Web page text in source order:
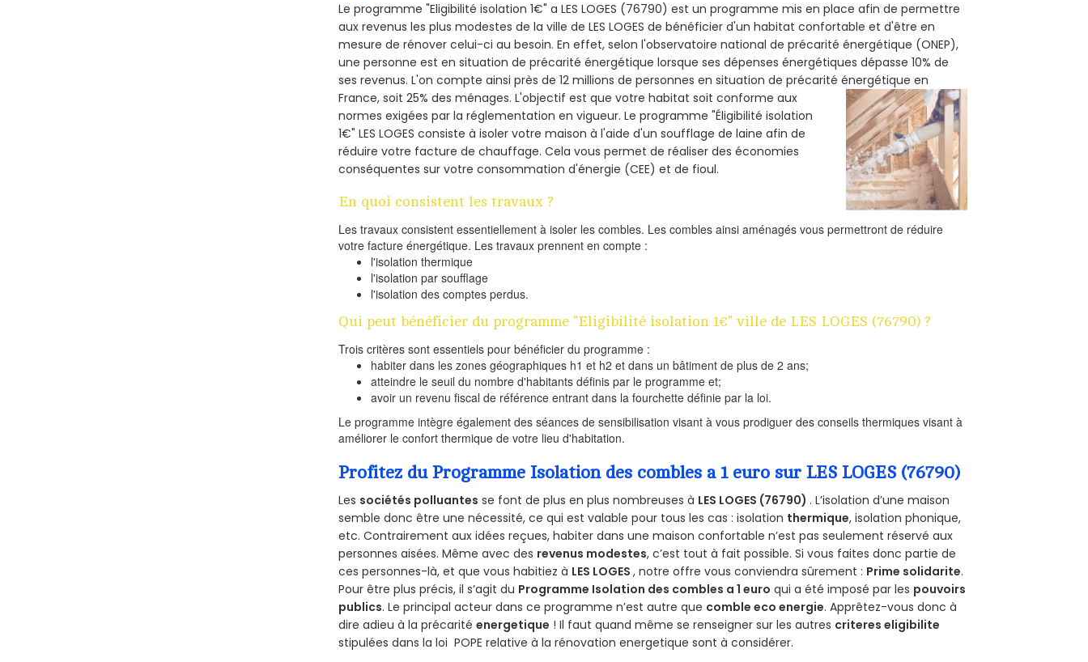
Le programme "Eligibilité isolation 1€" a LES LOGES (76790) est un programme mis en place afin de permettre
aux revenus les plus modestes de la ville de LES LOGES de bénéficier d'un habitat confortable et d'être en
mesure de rénover celui-ci au besoin. En effet, selon l'observatoire national de précarité énergétique (ONEP),
une personne est en situation de précarité énergétique lorsque ses dépenses énergétiques dépasse 10% de
ses revenus. L'on compte ainsi près de 12 millions de personnes en situation de précarité énergétique en
France, soit 25% des ménages.L'objectif est que votre habitat soit conforme aux
normes exigées par la réglementation en vigueur. Le programme "Éligibilité isolation
1€" LES LOGES consiste à isoler votre maison à l'aide d'un soufflage de laine afin de
réduire votre facture de chauffage. Cela vous permet de réaliser des économies
conséquentes sur votre consommation d'énergie (CEE) et de fioul.
En quoi consistent les travaux ?
Les travaux consistent essentiellement à isoler les combles. Les combles ainsi aménagés vous permettront de réduire
votre facture énergétique. Les travaux prennent en compte :
l'isolation thermique
l'isolation par soufflage
l'isolation des comptes perdus.
Qui peut bénéficier du programme "Eligibilité isolation 1€" ville de LES LOGES (76790) ?
Trois critères sont essentiels pour bénéficier du programme :
habiter dans les zones géographiques h1 et h2 et dans un bâtiment de plus de 2 ans;
atteindre le seuil du nombre d'habitants définis par le programme et;
avoir un revenu fiscal de référence entrant dans la fourchette définie par la loi.
Le programme intègre également des séances de sensibilisation visant à vous prodiguer des conseils thermiques visant à
améliorer le confort thermique de votre lieu d'habitation.
Profitez du Programme Isolation des combles a 1 euro sur LES LOGES (76790)
Les sociétés polluantes se font de plus en plus nombreuses à LES LOGES (76790) . L’isolation d’une maison
semble donc être une nécessité, ce qui est valable pour tous les cas : isolation thermique, isolation phonique,
etc. Contrairement aux idées reçues, habiter dans une maison confortable n’est pas seulement réservé aux
personnes aisées. Même avec des revenus modestes, c’est tout à fait possible. Si vous faites donc partie de
ces personnes-là, et que vous habitiez à LES LOGES, notre offre vous conviendra sûrement : Prime solidarite.
Pour être plus précis, il s’agit du Programme Isolation des combles a 1 euro qui a été imposé par les pouvoirs
publics. Le principal acteur dans ce programme n’est autre que comble eco energie. Apprêtez-vous donc à
dire adieu à la précaritéenergetique ! Il faut quand même se renseigner sur les autres criteres eligibilite
stipulées dans la loi POPE relative à la rénovation energetique sont à considérer.